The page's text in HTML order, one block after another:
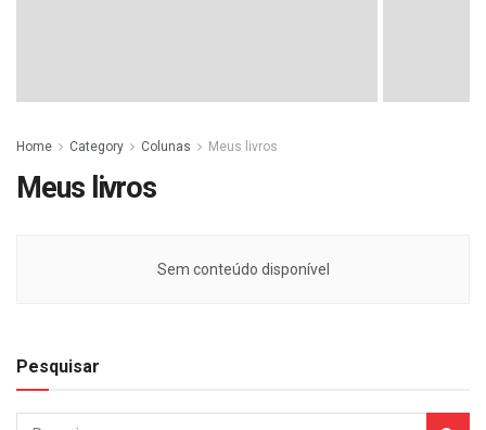
Home Category Colunas Meus livros
Meus livros
Sem conteúdo disponível
Pesquisar